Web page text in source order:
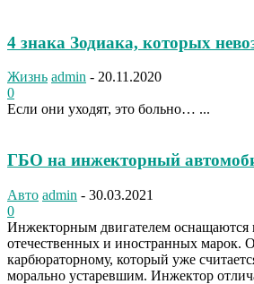
4 знака Зодиака, которых
Жизнь admin - 20.11.2020
0
Если они уходят, это больно… ...
ГБО на инжекторный
Авто admin - 30.03.2021
0
Инжекторным двигателем оснащаются
отечественных и иностранных марок.
карбюраторному, который уже
морально устаревшим. Инжектор